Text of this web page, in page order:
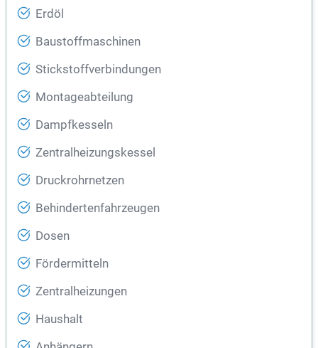
Erdöl
Baustoffmaschinen
Stickstoffverbindungen
Montageabteilung
Dampfkesseln
Zentralheizungskessel
Druckrohrnetzen
Behindertenfahrzeugen
Dosen
Fördermitteln
Zentralheizungen
Haushalt